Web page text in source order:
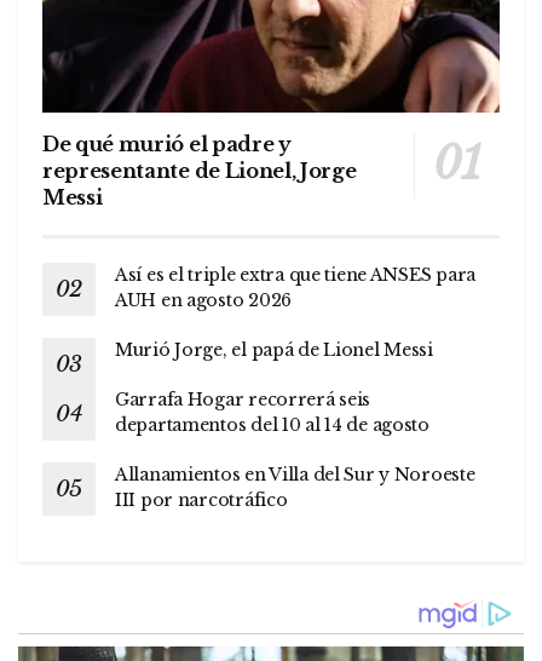
De qué murió el padre y
representante de Lionel, Jorge
Messi
Así es el triple extra que tiene ANSES para
AUH en agosto 2026
Murió Jorge, el papá de Lionel Messi
Garrafa Hogar recorrerá seis
departamentos del 10 al 14 de agosto
Allanamientos en Villa del Sur y Noroeste
III por narcotráfico